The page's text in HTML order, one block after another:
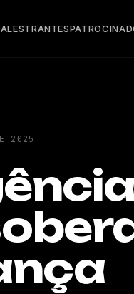
2025